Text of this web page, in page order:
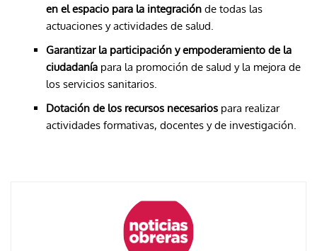
en el espacio para la integración de todas las
actuaciones y actividades de salud.
Garantizar la participación y empoderamiento de la
ciudadanía para la promoción de salud y la mejora de
los servicios sanitarios.
Dotación de los recursos necesarios para realizar
actividades formativas, docentes y de investigación.